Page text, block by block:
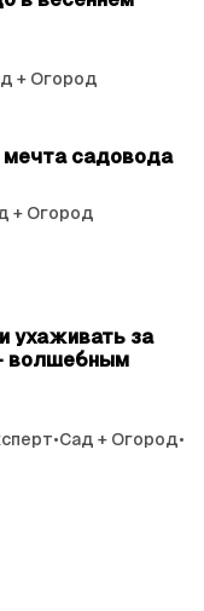
+ Огород
садовода
+ Огород
ухаживать за
волшебным
•Сад + Огород•